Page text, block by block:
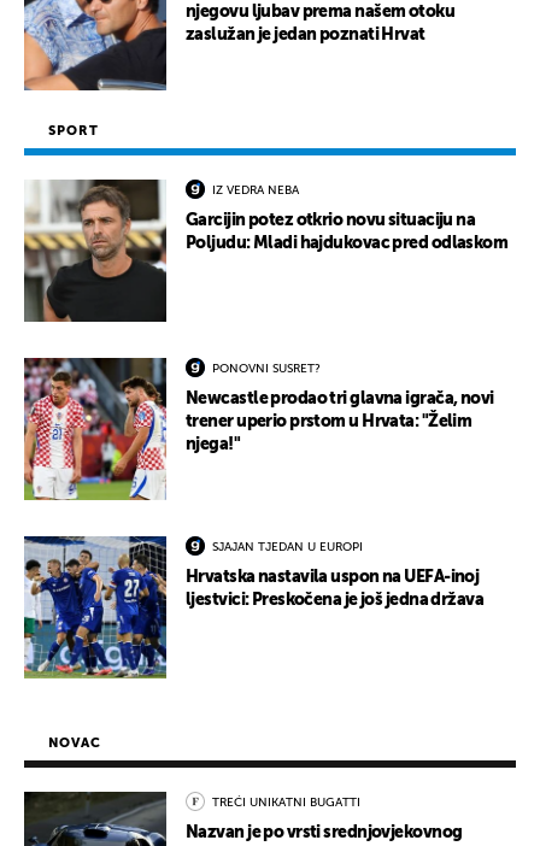
njegovu ljubav prema našem otoku
zaslužan je jedan poznati Hrvat
SPORT
IZ VEDRA NEBA
Garcijin potez otkrio novu situaciju na
Poljudu: Mladi hajdukovac pred odlaskom
PONOVNI SUSRET?
Newcastle prodao tri glavna igrača, novi
trener uperio prstom u Hrvata: "Želim
njega!"
SJAJAN TJEDAN U EUROPI
Hrvatska nastavila uspon na UEFA-inoj
ljestvici: Preskočena je još jedna država
NOVAC
TREĆI UNIKATNI BUGATTI
Nazvan je po vrsti srednjovjekovnog